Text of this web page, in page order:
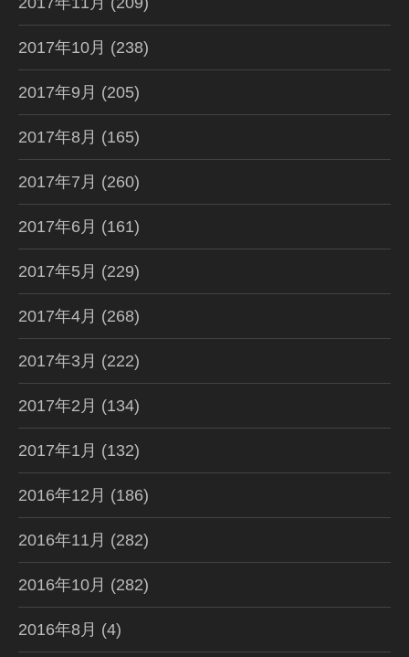
2017年10月 (238)
2017年9月 (205)
2017年8月 (165)
2017年7月 (260)
2017年6月 (161)
2017年5月 (229)
2017年4月 (268)
2017年3月 (222)
2017年2月 (134)
2017年1月 (132)
2016年12月 (186)
2016年11月 (282)
2016年10月 (282)
2016年8月 (4)